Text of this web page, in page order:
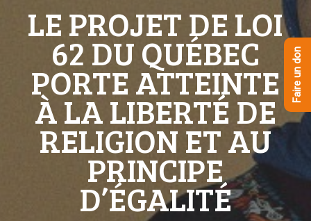
LE PROJET DE LOI
62 DU QUÉBEC
PORTE ATTEINTE
À LA LIBERTÉ DE
RELIGION ET AU
PRINCIPE
D’ÉGALITÉ
Faire un don